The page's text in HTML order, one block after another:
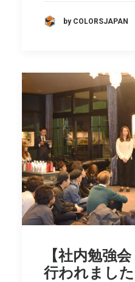
by COLORSJAPAN
【社内勉強
行われました